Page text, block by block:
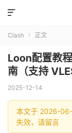

Clash  正文
Loon配置教
南（支持
2025-12-14
本文于 2026-
失效，请留言